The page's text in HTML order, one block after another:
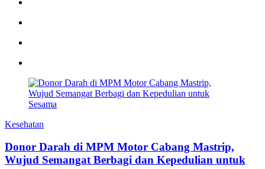
Kesehatan
Donor Darah di MPM Motor Cabang Mastrip,
Wujud Semangat Berbagi dan Kepedulian untuk